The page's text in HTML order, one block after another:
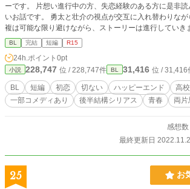
ーです。 片想い進行中の方、失恋経験のある方に是非読んでもらいたい、切な
いお話です。 勇太と壮介の視点が交互に入れ替わりながら進みます。 お話の重
複は可能な限り避けながら、ストーリーは進行していきます。 少しで
みいただけたら、嬉しいです。 （R4.11.3 全体に手を入れました）
とネタバレ】 番外編にて二人の想いが通じた後日譚を進
番外編も完結予定です。
BL 完結 短編 R15
24h.ポイント 0pt
小説 228,747 位 / 228,747件 BL 31,416 位 / 31,416
BL 短編 初恋 切ない ハッピーエンド
高
一部コメディあり
後半結構シリアス 青春 両片
感想数
最終更新日
25 お